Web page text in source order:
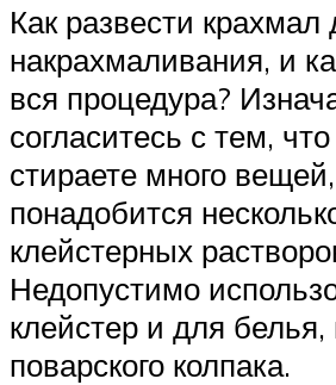
Как развести крахмал
накрахмаливания, и
вся процедура?
согласитесь с тем,
стираете много
понадобится
клейстерных
Недопустимо
клейстер и для
поварского колпака.